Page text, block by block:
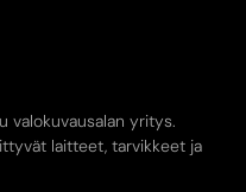
valokuvausalan yritys.
laitteet, tarvikkeet ja